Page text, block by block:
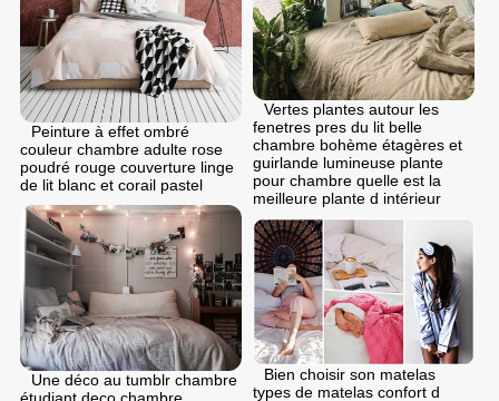
Peinture à effet ombré
couleur chambre adulte rose
poudré rouge couverture linge
de lit blanc et corail pastel
Vertes plantes autour les
fenetres pres du lit belle
chambre bohème étagères et
guirlande lumineuse plante
pour chambre quelle est la
meilleure plante d intérieur
Une déco au tumblr chambre
Bien choisir son matelas
types de matelas confort d